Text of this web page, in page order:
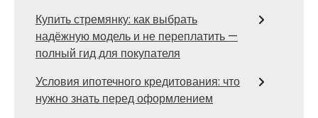
Купить стремянку: как выбрать
надёжную модель и не переплатить —
полный гид для покупателя
Условия ипотечного кредитования: что
нужно знать перед оформлением